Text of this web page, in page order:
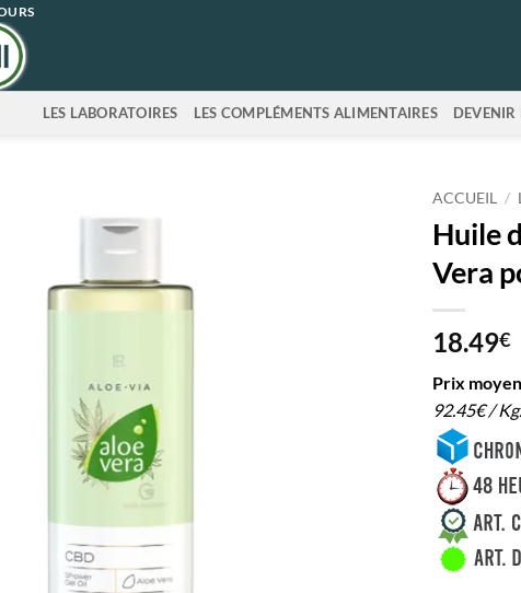
LES LABORATOIRES LES COMPLÉMENTS ALIMENTAIRES DEVENIR
ACCUEIL /
Huile
Vera
18.49€
Prix
92.45€ / Kg.